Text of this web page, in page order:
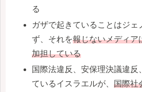
る
ガザで起きていることはジェ
ず、それを報じないメディア
加担している
国際法違反、安保理決議違反
ているイスラエルが、国際社